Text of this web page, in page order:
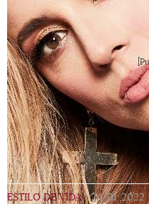
ESTILO DE VIDA | 24/01/2022 |